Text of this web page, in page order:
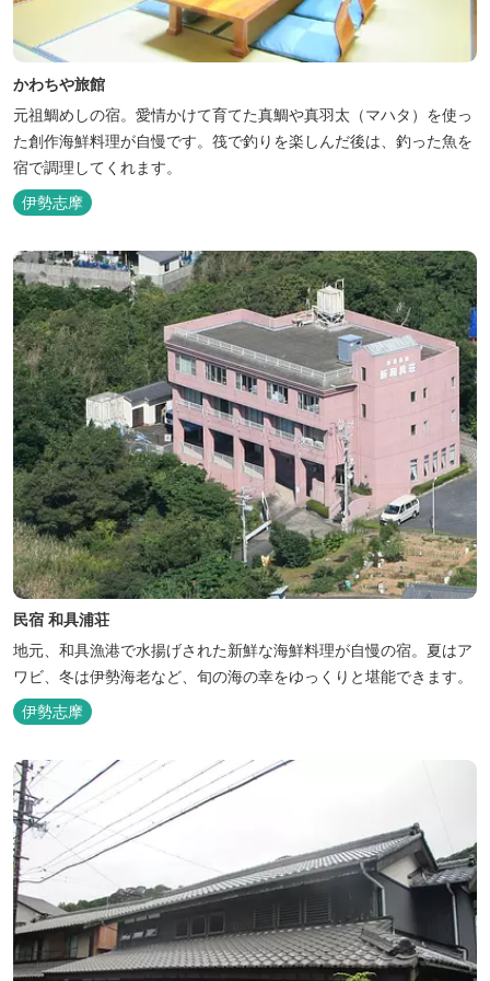
かわちや旅館
元祖鯛めしの宿。愛情かけて育てた真鯛や真羽太（マハタ）を使っ
た創作海鮮料理が自慢です。筏で釣りを楽しんだ後は、釣った魚を
宿で調理してくれます。
伊勢志摩
民宿 和具浦荘
地元、和具漁港で水揚げされた新鮮な海鮮料理が自慢の宿。夏はア
ワビ、冬は伊勢海老など、旬の海の幸をゆっくりと堪能できます。
伊勢志摩